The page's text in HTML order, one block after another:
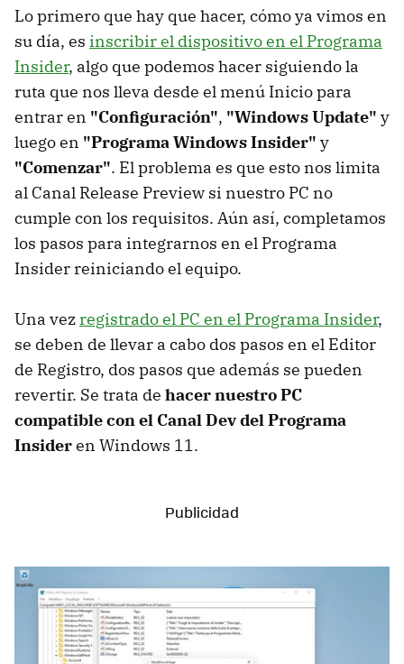
Lo primero que hay que hacer, cómo ya vimos en
su día, es inscribir el dispositivo en el Programa
Insider, algo que podemos hacer siguiendo la
ruta que nos lleva desde el menú Inicio para
entrar en "Configuración", "Windows Update" y
luego en "Programa Windows Insider" y
"Comenzar". El problema es que esto nos limita
al Canal Release Preview si nuestro PC no
cumple con los requisitos. Aún así, completamos
los pasos para integrarnos en el Programa
Insider reiniciando el equipo.
Una vez registrado el PC en el Programa Insider,
se deben de llevar a cabo dos pasos en el Editor
de Registro, dos pasos que además se pueden
revertir. Se trata de hacer nuestro PC
compatible con el Canal Dev del Programa
Insideren Windows 11.